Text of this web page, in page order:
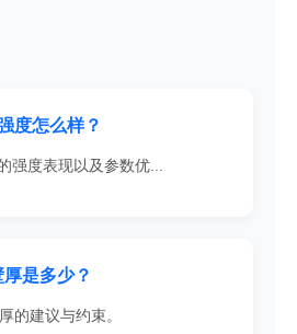
度怎么样？
强度表现以及参数优...
是多少？
的建议与约束。